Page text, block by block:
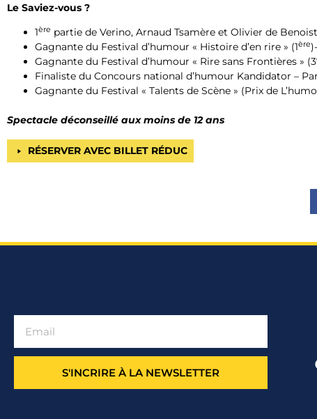
Le Saviez-vous ?
1ère partie de Verino, Arnaud Tsamère et Olivier de
Gagnante du Festival d’humour « Histoire d’en rire » (1ère
Gagnante du Festival d’humour « Rire sans Frontières » (3
Finaliste du Concours national d’humour Kandidator –
Gagnante du Festival « Talents de Scène » (Prix de
Spectacle déconseillé aux moins de 12 ans
RÉSERVER AVEC BILLET RÉDUC
S'INCRIRE À LA NEWSLETTER